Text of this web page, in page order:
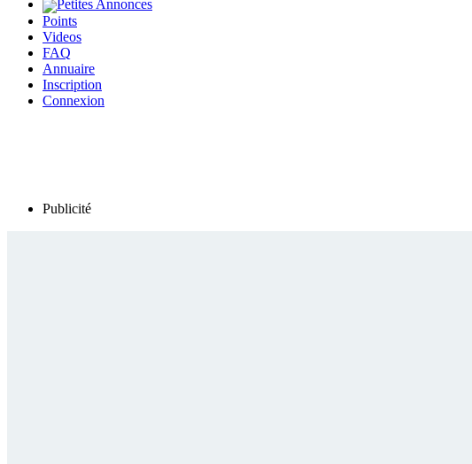
Petites Annonces
Points
Videos
FAQ
Annuaire
Inscription
Connexion
Publicité